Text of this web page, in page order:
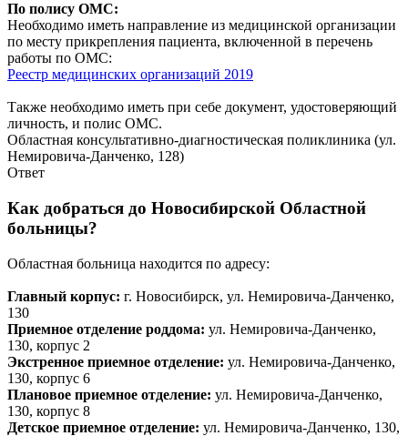
По полису ОМС:
Необходимо иметь направление из медицинской организации
по месту прикрепления пациента, включенной в перечень
работы по ОМС:
Реестр медицинских организаций 2019
Также необходимо иметь при себе документ, удостоверяющий
личность, и полис ОМС.
Областная консультативно-диагностическая поликлиника (ул.
Немировича-Данченко, 128)
Ответ
Как добраться до Новосибирской Областной
больницы?
Областная больница находится по адресу:
Главный корпус: г. Новосибирск, ул. Немировича-Данченко,
130
Приемное отделение роддома: ул. Немировича-Данченко,
130, корпус 2
Экстренное приемное отделение: ул. Немировича-Данченко,
130, корпус 6
Плановое приемное отделение: ул. Немировича-Данченко,
130, корпус 8
Детское приемное отделение: ул. Немировича-Данченко, 130,